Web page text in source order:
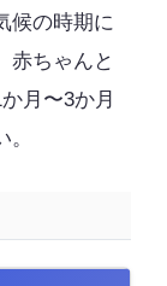
候の時期に
赤ちゃんと
月〜3か月